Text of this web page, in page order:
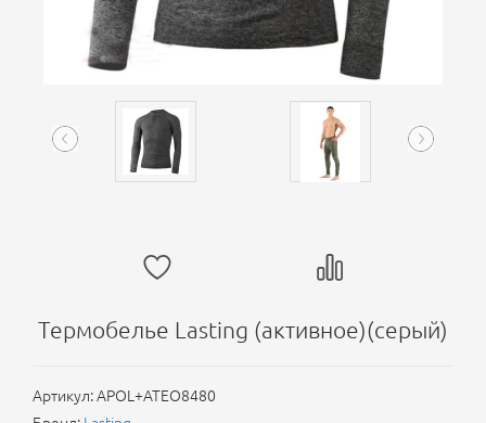
Термобелье Lasting (активное)(серый)
Артикул:APOL+ATEO8480